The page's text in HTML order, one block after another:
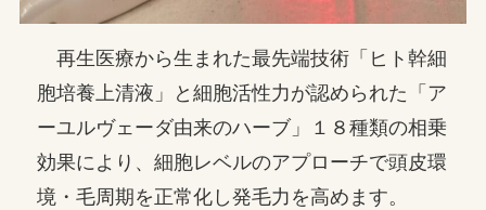
再生医療から生まれた最先端技術「ヒト幹細
胞培養上清液」と細胞活性力が認められた「ア
ーユルヴェーダ由来のハーブ」１８種類の相乗
効果により、細胞レベルのアプローチで頭皮環
境・毛周期を正常化し発毛力を高めます。